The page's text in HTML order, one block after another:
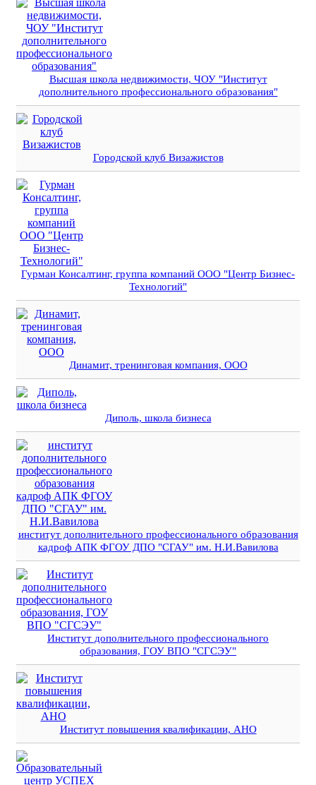
Высшая школа недвижимости, ЧОУ "Институт
дополнительного профессионального образования"
Городской клуб Визажистов
Гурман Консалтинг, группа компаний ООО "Центр Бизнес-
Технологий"
Динамит, тренинговая компания, ООО
Диполь, школа бизнеса
институт дополнительного профессионального образования
кадроф АПК ФГОУ ДПО "СГАУ" им. Н.И.Вавилова
Институт дополнительного профессионального
образования, ГОУ ВПО "СГСЭУ"
Институт повышения квалификации, АНО